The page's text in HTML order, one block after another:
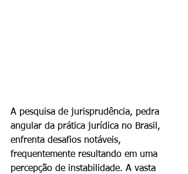
A pesquisa de jurisprudência, pedra
angular da prática jurídica no Brasil,
enfrenta desafios notáveis,
frequentemente resultando em uma
percepção de instabilidade. A vasta